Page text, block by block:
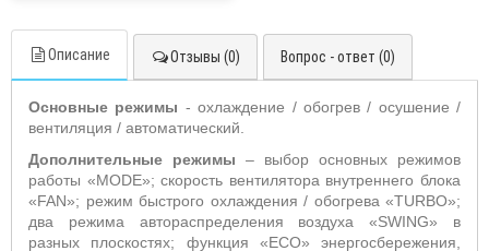
Описание Отзывы (0) Вопрос - ответ (0)
Основные режимы - охлаждение / обогрев / осушение /
вентиляция / автоматический.
Дополнительные режимы – выбор основных режимов
работы «MODE»; скорость вентилятора внутреннего блока
«FAN»; режим быстрого охлаждения / обогрева «TURBO»;
два режима автораспределения воздуха «SWING» в
разных плоскостях; функция «ECO» энергосбережения,